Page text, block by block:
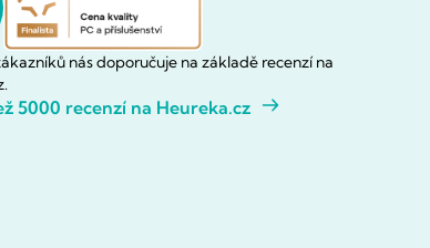
nás doporučuje na základě recenzí na
5000 recenzí na Heureka.cz